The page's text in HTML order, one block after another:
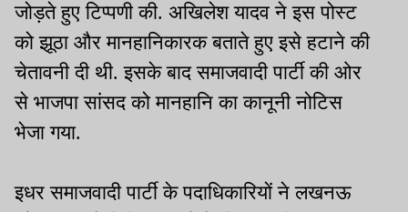
जोड़ते हुए टिप्पणी की. अखिलेश यादव ने इस पोस्ट
को झूठा और मानहानिकारक बताते हुए इसे हटाने की
चेतावनी दी थी. इसके बाद समाजवादी पार्टी की ओर
से भाजपा सांसद को मानहानि का कानूनी नोटिस
भेजा गया.
इधर समाजवादी पार्टी के पदाधिकारियों ने लखनऊ